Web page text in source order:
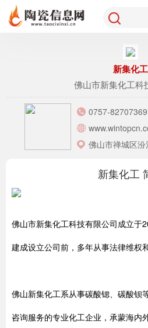
新集化工
佛山市新集化工科
0757-82707369
佛山市禅城区
新集化工
佛山市新集化工科技有限公司成立于
建成设立公司前，多年从事法律维权
佛山新集化工系从事碳酸锶、碳酸钡
咨询服务的专业化工企业，承蒙海内